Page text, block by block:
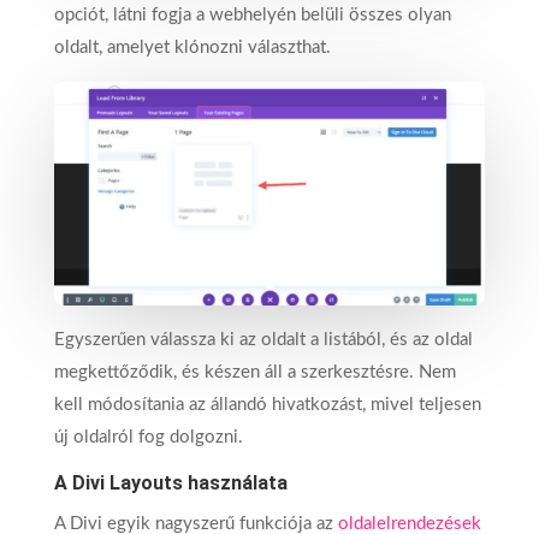
opciót, látni fogja a webhelyén belüli összes olyan
oldalt, amelyet klónozni választhat.
Egyszerűen válassza ki az oldalt a listából, és az oldal
megkettőződik, és készen áll a szerkesztésre. Nem
kell módosítania az állandó hivatkozást, mivel teljesen
új oldalról fog dolgozni.
A Divi Layouts használata
A Divi egyik nagyszerű funkciója az oldalelrendezések